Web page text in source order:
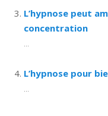
L’hypnose peut
concentration
L’hypnose pour